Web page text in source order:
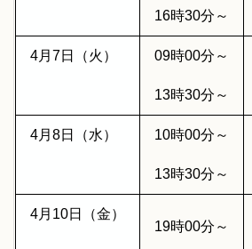
16時30分～
4月7日（火） 09時00分～
13時30分～
4月8日（水） 10時00分～
13時30分～
4月10日（金）
19時00分～